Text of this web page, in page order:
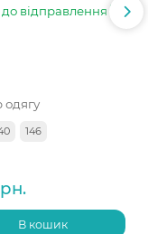
до відправлення
одягу
146
В кошик